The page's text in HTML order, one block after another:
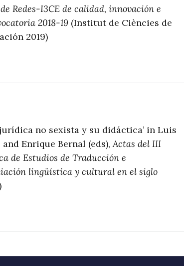
Redes-I3CE de calidad, innovación e
2018-19 (Institut de Ciències de
2019)
no sexista y su didáctica’ in Luis
Enrique Bernal (eds),Actas del III
de Estudios de Traducción e
lingüística y cultural en el siglo